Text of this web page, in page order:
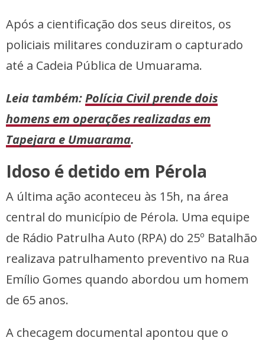
Após a cientificação dos seus direitos, os
policiais militares conduziram o capturado
até a Cadeia Pública de Umuarama.
Leia também:Polícia Civil prende dois
homens em operações realizadas em
Tapejara e Umuarama.
Idoso é detido em Pérola
A última ação aconteceu às 15h, na área
central do município de Pérola. Uma equipe
de Rádio Patrulha Auto (RPA) do 25º Batalhão
realizava patrulhamento preventivo na Rua
Emílio Gomes quando abordou um homem
de 65 anos.
A checagem documental apontou que o